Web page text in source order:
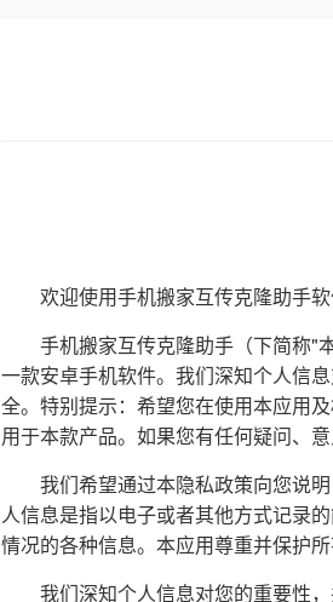
欢迎使用手机搬家互传克隆助手软
手机搬家互传克隆助手（下简称"
一款安卓手机软件。我们深知个人信
全。特别提示：希望您在使用本应用
用于本款产品。如果您有任何疑问、
我们希望通过本隐私政策向您说
人信息是指以电子或者其他方式记录
情况的各种信息。本应用尊重并保护
我们深知个人信息对您的重要性